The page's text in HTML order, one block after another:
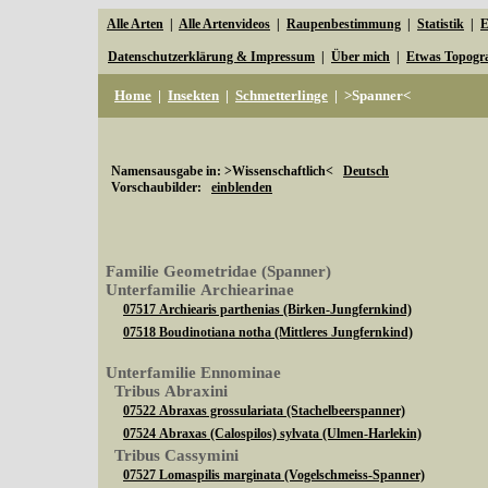
Alle Arten Alle Artenvideos Raupenbestimmung Statistik
Datenschutzerklärung & Impressum Über mich Etwas
Home | Insekten | Schmetterlinge | >Spanner<
Namensausgabe in: >Wissenschaftlich< Deutsch
Vorschaubilder: einblenden
Familie Geometridae (Spanner)
Unterfamilie Archiearinae
07517 Archiearis parthenias (Birken-Jungfernkind)
07518 Boudinotiana notha (Mittleres Jungfernkind)
Unterfamilie Ennominae
Tribus Abraxini
07522 Abraxas grossulariata (Stachelbeerspanner)
07524 Abraxas (Calospilos) sylvata (Ulmen-Harlekin)
Tribus Cassymini
07527 Lomaspilis marginata (Vogelschmeiss-Spanner)